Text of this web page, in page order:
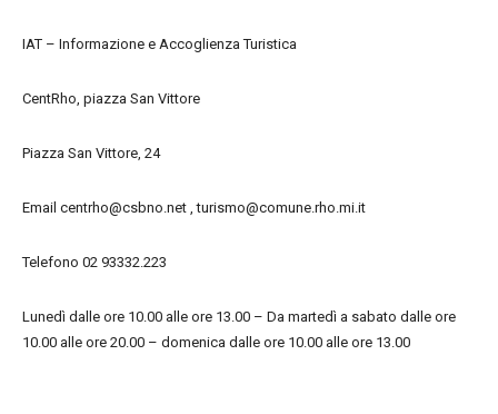
IAT – Informazione e Accoglienza Turistica
CentRho, piazza San Vittore
Piazza San Vittore, 24
Email centrho@csbno.net , turismo@comune.rho.mi.it
Telefono 02 93332.223
Lunedì dalle ore 10.00 alle ore 13.00 – Da martedì a sabato dalle ore
10.00 alle ore 20.00 – domenica dalle ore 10.00 alle ore 13.00